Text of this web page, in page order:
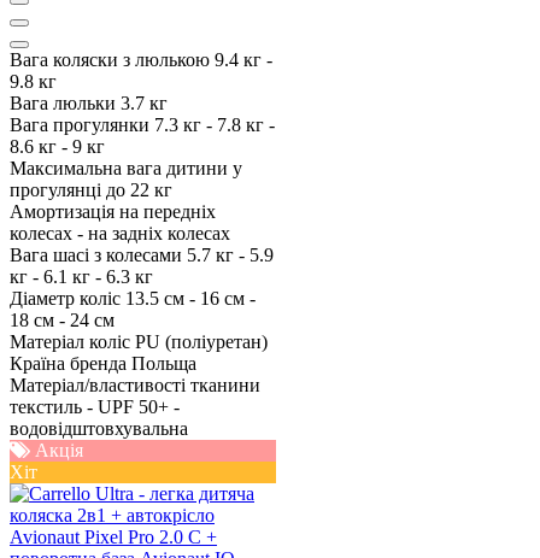
Вага коляски з люлькою 9.4 кг -
9.8 кг
Вага люльки 3.7 кг
Вага прогулянки 7.3 кг - 7.8 кг -
8.6 кг - 9 кг
Максимальна вага дитини у
прогулянці до 22 кг
Амортизація на передніх
колесах - на задніх колесах
Вага шасі з колесами 5.7 кг - 5.9
кг - 6.1 кг - 6.3 кг
Діаметр коліс 13.5 см - 16 см -
18 см - 24 см
Матеріал коліс PU (поліуретан)
Країна бренда Польща
Матеріал/властивості тканини
текстиль - UPF 50+ -
водовідштовхувальна
Акція
Хіт